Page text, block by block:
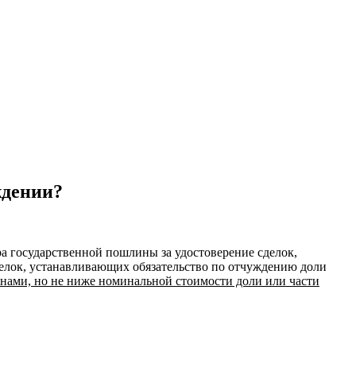
пошлины за удостоверение сделок,
устанавливающих обязательство по отчуждению доли
но не ниже номинальной стоимости доли или части